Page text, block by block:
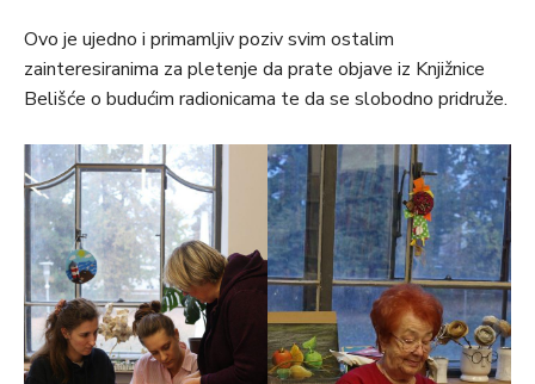
Ovo je ujedno i primamljiv poziv svim ostalim
zainteresiranima za pletenje da prate objave iz Knjižnice
Belišće o budućim radionicama te da se slobodno pridruže.